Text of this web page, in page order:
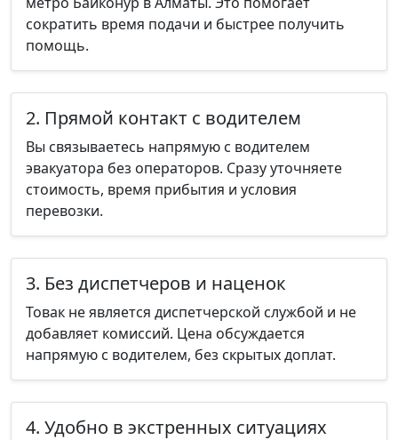
сократить время подачи и быстрее получить
помощь.
2. Прямой контакт с водителем
Вы связываетесь напрямую с водителем
эвакуатора без операторов. Сразу уточняете
стоимость, время прибытия и условия
перевозки.
3. Без диспетчеров и наценок
Товак не является диспетчерской службой и не
добавляет комиссий. Цена обсуждается
напрямую с водителем, без скрытых доплат.
4. Удобно в экстренных ситуациях